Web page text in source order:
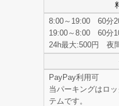
8:00～19:00 60分
19:00～8:00 60分
24h最大:500円 夜
PayPay利用可
当パーキングはロ
テムです。